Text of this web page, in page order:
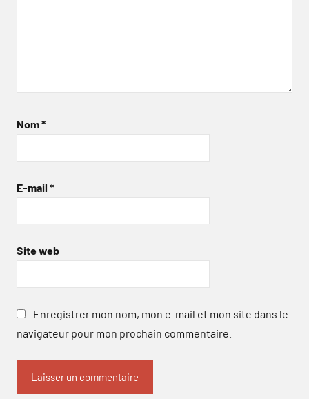
Nom*
E-mail *
Site web
Enregistrer mon nom, mon e-mail et mon site dans le
navigateur pour mon prochain commentaire.